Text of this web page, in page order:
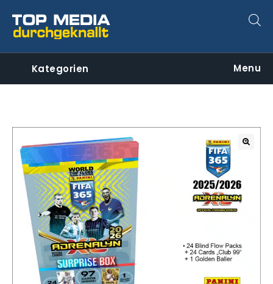
Kategorien Menu